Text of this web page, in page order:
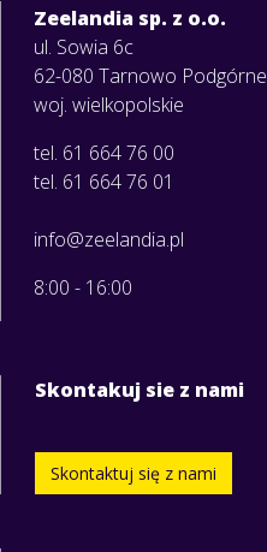
Zeelandia sp. z o.o.
ul. Sowia 6c
62-080 Tarnowo Podgórne
woj. wielkopolskie
tel. 61 664 76 00
tel. 61 664 76 01
info@zeelandia.pl
8:00 - 16:00
Skontakuj sie z nami
Skontaktuj się z nami